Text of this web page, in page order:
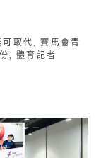
可取代,賽馬會青
, 體育記者